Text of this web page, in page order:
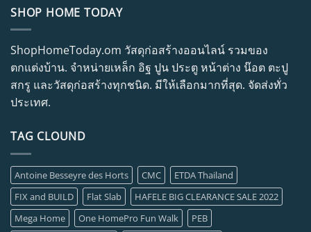
SHOP HOME TODAY
ShopHomeToday.om วัสดุก่อสร้างออนไลน์ รวมของ
ตกแต่งบ้าน. จำหน่ายเหล็ก อิฐ ปูน ประตู หน้าต่าง น๊อต ตะปู
สกรู และวัสดุก่อสร้างทุกชนิด. มีให้เลือกมากที่สุด. จัดส่งทั่ว
ประเทศ.
TAG CLOUND
Antoine Besseyre des Horts CMC
ETDA Thailand
FIX and BUILD
Flat Slab
HAFELE BIG CLEARANCE SALE 2022
Mega Home
One HomePro Fun Walk
PEB